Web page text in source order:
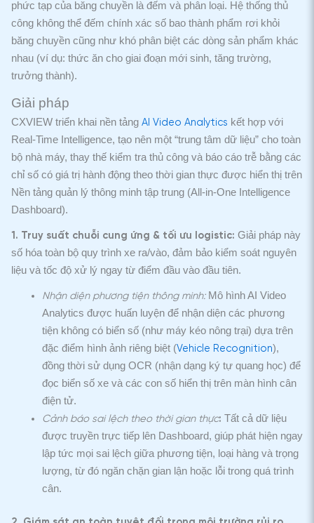
phức tạp của băng chuyền là đếm và phân loại. Hệ thống thủ
công không thể đếm chính xác số bao thành phẩm rơi khỏi
băng chuyền cũng như khó phân biệt các dòng sản phẩm khác
nhau (ví dụ: thức ăn cho giai đoạn mới sinh, tăng trường,
trưởng thành).
Giải pháp
CXVIEW triển khai nền tảng AI Video Analytics kết hợp với
Real-Time Intelligence, tạo nên một “trung tâm dữ liệu” cho toàn
bộ nhà máy, thay thế kiểm tra thủ công và báo cáo trễ bằng các
chỉ số có giá trị hành động theo thời gian thực được hiển thị trên
Nền tảng quản lý thông minh tập trung (All-in-One Intelligence
Dashboard).
1. Truy suất chuỗi cung ứng & tối ưu logistic: Giải pháp này
số hóa toàn bộ quy trình xe ra/vào, đảm bảo kiểm soát nguyên
liệu và tốc độ xử lý ngay từ điểm đầu vào đầu tiên.
Nhận diện phương tiện thông minh:Mô hình AI Video
Analytics được huấn luyện để nhận diện các phương
tiện không có biển số (như máy kéo nông trại) dựa trên
đặc điểm hình ảnh riêng biệt (Vehicle Recognition),
đồng thời sử dụng OCR (nhận dạng ký tự quang học) để
đọc biển số xe và các con số hiển thị trên màn hình cân
điện tử.
Cảnh báo sai lệch theo thời gian thực: Tất cả dữ liệu
được truyền trực tiếp lên Dashboard, giúp phát hiện ngay
lập tức mọi sai lệch giữa phương tiện, loại hàng và trọng
lượng, từ đó ngăn chặn gian lận hoặc lỗi trong quá trình
cân.